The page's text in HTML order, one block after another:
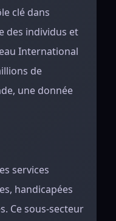
clé dans
des individus et
International
de
une donnée
services
handicapées
Ce sous-secteur